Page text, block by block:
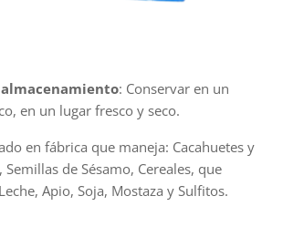
: Conservar en un
en un lugar fresco y seco.
en fábrica que maneja: Cacahuetes y
de Sésamo, Cereales, que
Apio, Soja, Mostaza y Sulfitos.